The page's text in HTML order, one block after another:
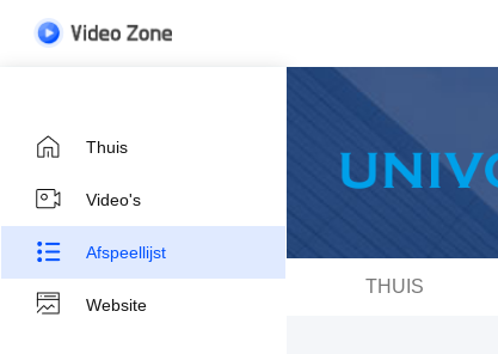
Thuis
Video's
Afspeellijst
Website
THUIS